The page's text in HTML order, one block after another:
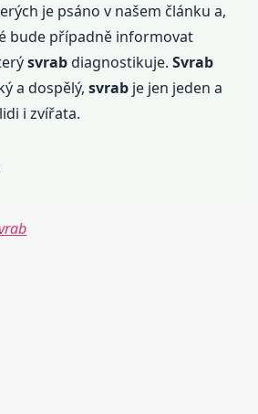
je psáno v našem článku a,
bude případně informovat
svrabdiagnostikuje.Svrab
a dospělý,svrab je jen jeden a
i zvířata.